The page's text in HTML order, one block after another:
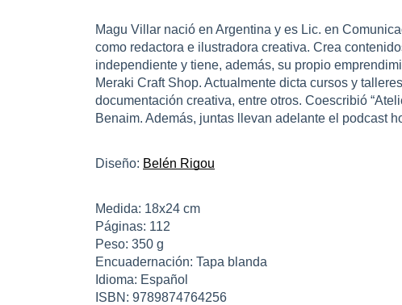
Magu Villar nació en Argentina y es Lic. en
como redactora e ilustradora creativa. Crea
independiente y tiene, además, su propio
Meraki Craft Shop. Actualmente dicta cursos y
documentación creativa, entre otros. Coescribió
Benaim. Además, juntas llevan adelante el podcast
Diseño: Belén Rigou
Medida: 18x24 cm
Páginas: 112
Peso: 350 g
Encuadernación: Tapa blanda
Idioma: Español
ISBN: 9789874764256